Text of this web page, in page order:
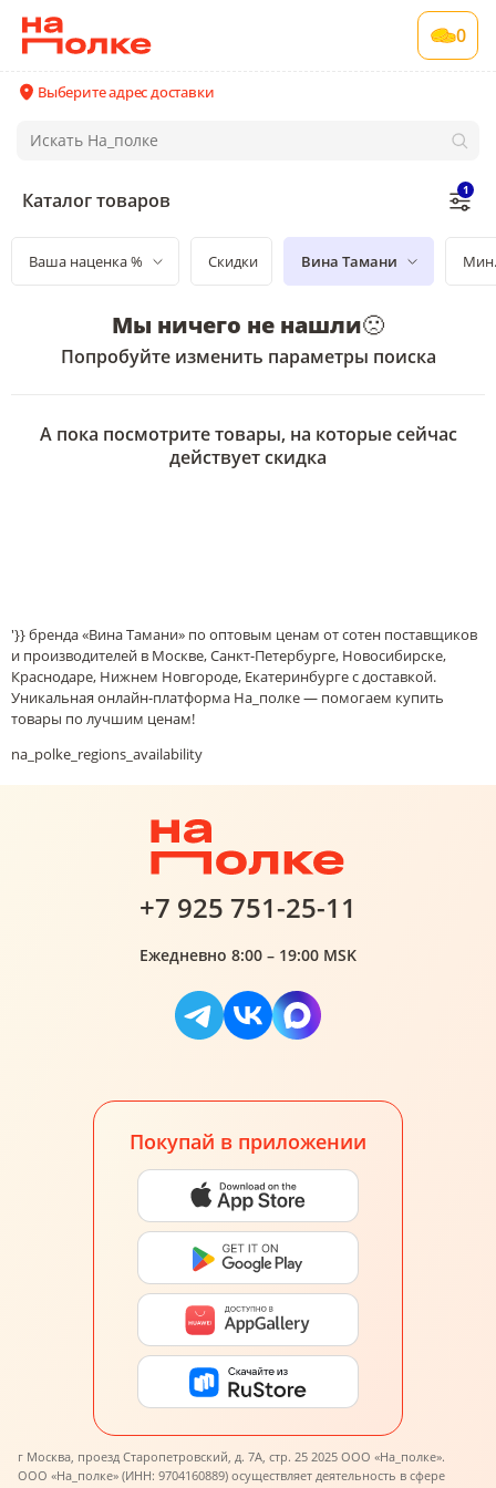
0
Выберите адрес доставки
Каталог товаров 1
Ваша наценка % Скидки Вина Тамани Мин.
Мы ничего не нашли🙁
Попробуйте изменить параметры поиска
А пока посмотрите товары, на которые сейчас
действует скидка
'}} бренда «Вина Тамани» по оптовым ценам от сотен поставщиков
и производителей в Москве, Санкт-Петербурге, Новосибирске,
Краснодаре, Нижнем Новгороде, Екатеринбурге с доставкой.
Уникальная онлайн-платформа На_полке — помогаем купить
товары по лучшим ценам!
na_polke_regions_availability
+7 925 751-25-11
Ежедневно 8:00 – 19:00 MSK
Покупай в приложении
г Москва, проезд Старопетровский, д. 7А, стр. 25 2025 ООО «На_полке».
ООО «На_полке» (ИНН: 9704160889) осуществляет деятельность в сфере